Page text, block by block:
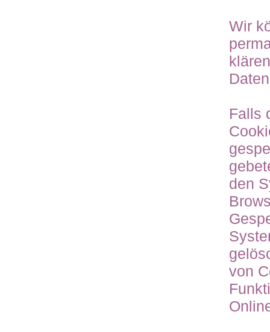
Wir
Falls
den
von